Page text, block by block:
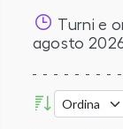
Turni e
agosto